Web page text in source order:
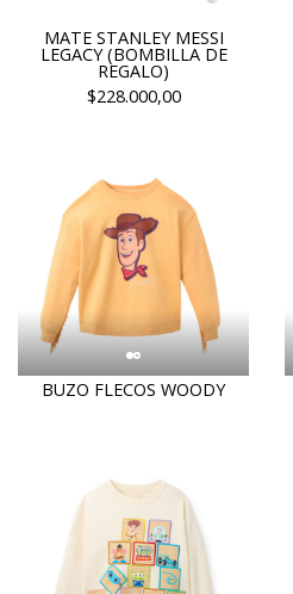
MATE STANLEY MESSI
LEGACY (BOMBILLA DE
REGALO)
$228.000,00
BUZO FLECOS WOODY